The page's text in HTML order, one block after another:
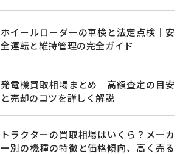
ホイールローダーの車検と法定点検｜安
全運転と維持管理の完全ガイド
発電機買取相場まとめ｜高額査定の目安
と売却のコツを詳しく解説
トラクターの買取相場はいくら？メーカ
ー別の機種の特徴と価格傾向、高く売る